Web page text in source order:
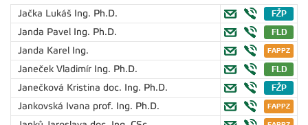
Jačka Lukáš Ing. Ph.D.
Janda Pavel Ing. Ph.D.
Janda Karel Ing.
Janeček Vladimír Ing. Ph.D.
Janečková Kristina doc. Ing. Ph.D.
Jankovská Ivana prof. Ing. Ph.D.